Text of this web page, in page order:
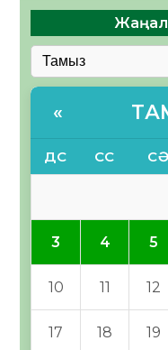
«
ДС СС СӘ
3 4 5
10 11 12
17 18 19